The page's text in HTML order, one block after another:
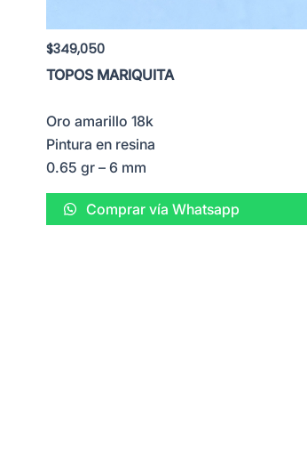
$349,050
TOPOS MARIQUITA
Oro amarillo 18k
Pintura en resina
0.65 gr – 6 mm
Comprar vía Whatsapp